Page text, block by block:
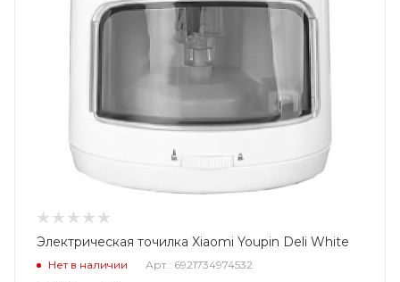
Электрическая точилка Xiaomi Youpin Deli White
Нет в наличии Арт.: 6921734974532